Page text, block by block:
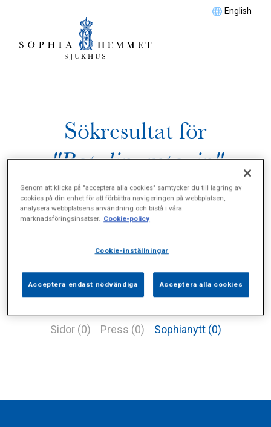
English
Sökresultat för
"Botulinumtoxin"
Sidor (0) Press (0) Sophianytt (0)
Genom att klicka på "acceptera alla cookies" samtycker du till lagring av
cookies på din enhet för att förbättra navigeringen på webbplatsen,
analysera webbplatsens användning och bistå i våra
marknadsföringsinsatser. Cookie-policy
Cookie-inställningar
Acceptera endast nödvändiga Acceptera alla cookies